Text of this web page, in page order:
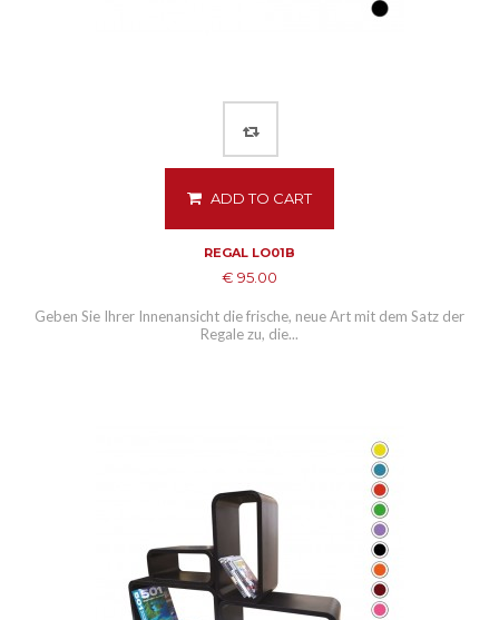
ADD TO CART
REGAL LO01B
€ 95.00
Geben Sie Ihrer Innenansicht die frische, neue Art mit dem Satz der
Regale zu, die...